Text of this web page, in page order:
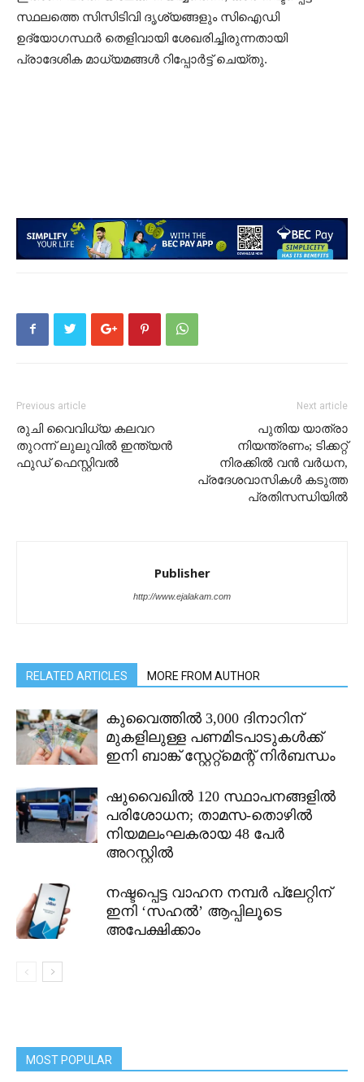
സ്ഥലത്തെ സിസിടിവി ദൃശ്യങ്ങളും സിഐഡി
ഉദ്യോഗസ്ഥർ തെളിവായി ശേഖരിച്ചിരുന്നതായി
പ്രാദേശിക മാധ്യമങ്ങൾ റിപ്പോർട്ട് ചെയ്തു.
Previous article
രുചി വൈവിധ്യ കലവറ
തുറന്ന് ലുലുവിൽ ഇന്ത്യൻ
ഫുഡ് ഫെസ്റ്റിവൽ
Next article
പുതിയ യാത്രാ
നിയന്ത്രണം; ടിക്കറ്റ്
നിരക്കിൽ വൻ വർധന,
പ്രദേശവാസികൾ കടുത്ത
പ്രതിസന്ധിയിൽ
Publisher
http://www.ejalakam.com
RELATED ARTICLES MORE FROM AUTHOR
കുവൈത്തിൽ 3,000 ദിനാറിന്
മുകളിലുള്ള പണമിടപാടുകൾക്ക്
ഇനി ബാങ്ക് സ്റ്റേറ്റ്മെന്റ് നിർബന്ധം
ഷുവൈഖിൽ 120 സ്ഥാപനങ്ങളിൽ
പരിശോധന; താമസ-തൊഴിൽ
നിയമലംഘകരായ 48 പേർ
അറസ്റ്റിൽ
നഷ്ടപ്പെട്ട വാഹന നമ്പർ പ്ലേറ്റിന്
ഇനി ‘സഹൽ’ ആപ്പിലൂടെ
അപേക്ഷിക്കാം
MOST POPULAR